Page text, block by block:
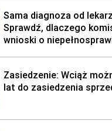
Sama diagnoza od
Sprawdź, dlaczego
wnioski o
Zasiedzenie: Wciąż
lat do zasiedzenia